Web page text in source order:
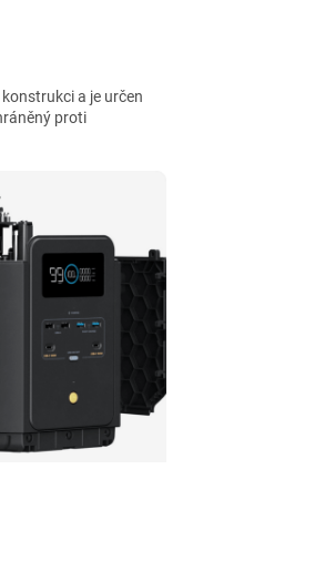
a je určen
proti